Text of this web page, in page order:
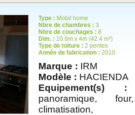
Type : Mobil home
Nbre de chambres : 3
Nbre de couchages : 8
Dim. : 10.6m x 4m (42.4 m²)
Type de toiture : 2 pentes
Année de fabrication : 2010
Marque : IRM
Modèle : HACIENDA
Equipement(s) :
panoramique,
climatisation,